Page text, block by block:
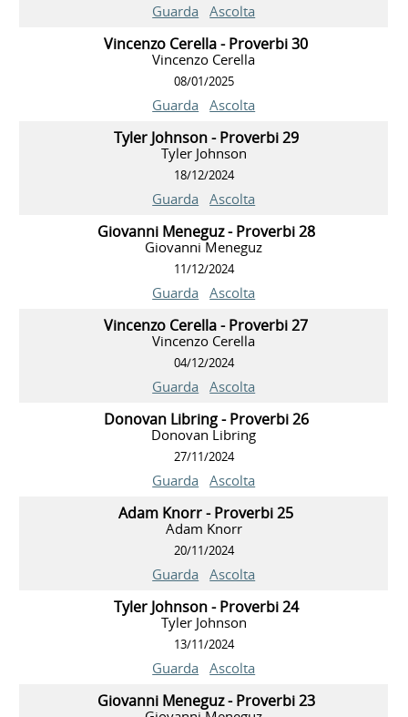
Guarda Ascolta
Vincenzo Cerella - Proverbi 30
Vincenzo Cerella
08/01/2025
Guarda Ascolta
Tyler Johnson - Proverbi 29
Tyler Johnson
18/12/2024
Guarda Ascolta
Giovanni Meneguz - Proverbi 28
Giovanni Meneguz
11/12/2024
Guarda Ascolta
Vincenzo Cerella - Proverbi 27
Vincenzo Cerella
04/12/2024
Guarda Ascolta
Donovan Libring - Proverbi 26
Donovan Libring
27/11/2024
Guarda Ascolta
Adam Knorr - Proverbi 25
Adam Knorr
20/11/2024
Guarda Ascolta
Tyler Johnson - Proverbi 24
Tyler Johnson
13/11/2024
Guarda Ascolta
Giovanni Meneguz - Proverbi 23